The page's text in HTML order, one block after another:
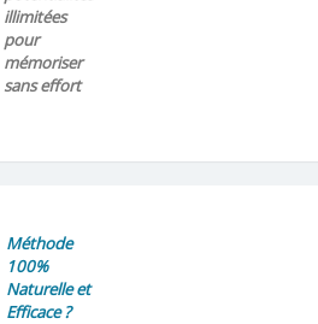
illimitées
pour
mémoriser
sans effort
Méthode
100%
Naturelle et
Efficace ?